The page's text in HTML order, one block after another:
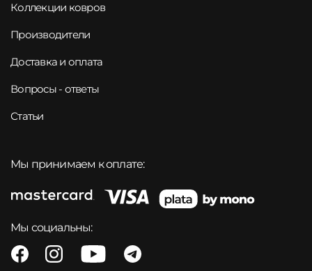
Коллекции ковров
Производители
Доставка и оплата
Вопросы - ответы
Статьи
Мы принимаем к оплате:
Мы социальны: